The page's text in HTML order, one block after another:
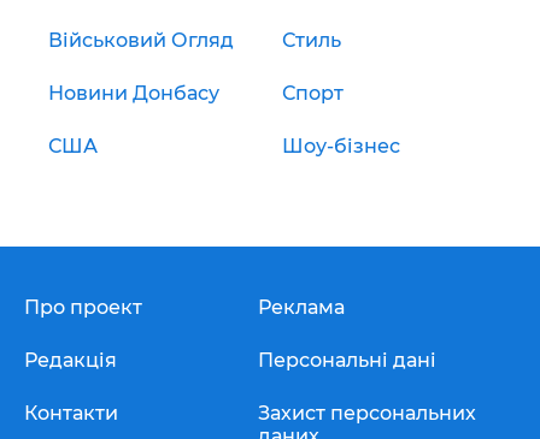
Військовий Огляд Стиль
Новини Донбасу Спорт
США Шоу-бізнес
Про проект
Редакція
Контакти
Реклама
Персональні дані
Захист персональних